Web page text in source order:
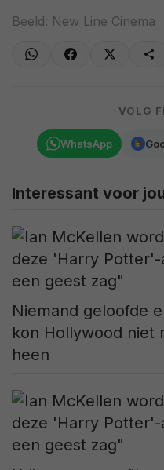
Beeld: New Line Cinema
VOLG
WhatsApp
Interessant voor
Niemand geloofde
kon Hollywood niet
heen